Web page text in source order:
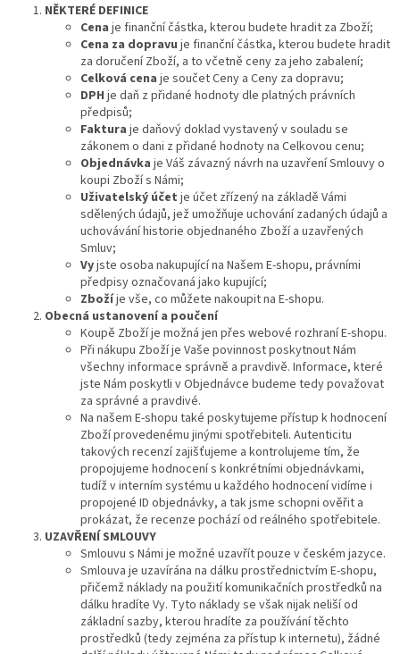
NĚKTERÉ DEFINICE
Cena je finanční částka, kterou budete hradit za Zboží;
Cena za dopravu je finanční částka, kterou budete hradit
za doručení Zboží, a to včetně ceny za jeho zabalení;
Celková cena je součet Ceny a Ceny za dopravu;
DPH je daň z přidané hodnoty dle platných právních
předpisů;
Faktura je daňový doklad vystavený v souladu se
zákonem o dani z přidané hodnoty na Celkovou cenu;
Objednávka je Váš závazný návrh na uzavření Smlouvy o
koupi Zboží s Námi;
Uživatelský účet je účet zřízený na základě Vámi
sdělených údajů, jež umožňuje uchování zadaných údajů a
uchovávání historie objednaného Zboží a uzavřených
Smluv;
Vyjste osoba nakupující na Našem E-shopu, právními
předpisy označovaná jako kupující;
Zbožíje vše, co můžete nakoupit na E-shopu.
Obecná ustanovení a poučení
Koupě Zboží je možná jen přes webové rozhraní E-shopu.
Při nákupu Zboží je Vaše povinnost poskytnout Nám
všechny informace správně a pravdivě. Informace, které
jste Nám poskytli v Objednávce budeme tedy považovat
za správné a pravdivé.
Na našem E-shopu také poskytujeme přístup k hodnocení
Zboží provedenému jinými spotřebiteli. Autenticitu
takových recenzí zajišťujeme a kontrolujeme tím, že
propojujeme hodnocení s konkrétními objednávkami,
tudíž v interním systému u každého hodnocení vidíme i
propojené ID objednávky, a tak jsme schopni ověřit a
prokázat, že recenze pochází od reálného spotřebitele.
UZAVŘENÍ SMLOUVY
Smlouvu s Námi je možné uzavřít pouze v českém jazyce.
Smlouva je uzavírána na dálku prostřednictvím E-shopu,
přičemž náklady na použití komunikačních prostředků na
dálku hradíte Vy. Tyto náklady se však nijak neliší od
základní sazby, kterou hradíte za používání těchto
prostředků (tedy zejména za přístup k internetu), žádné